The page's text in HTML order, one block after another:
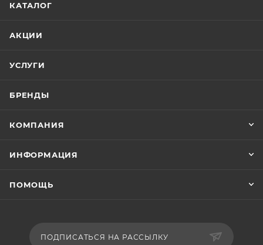
вспененной основе.
КАТАЛОГ
АКЦИИ
УСЛУГИ
БРЕНДЫ
КОМПАНИЯ
ИНФОРМАЦИЯ
ПОМОЩЬ
ПОДПИСАТЬСЯ НА РАССЫЛКУ